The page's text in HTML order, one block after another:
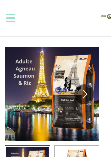
au
principal